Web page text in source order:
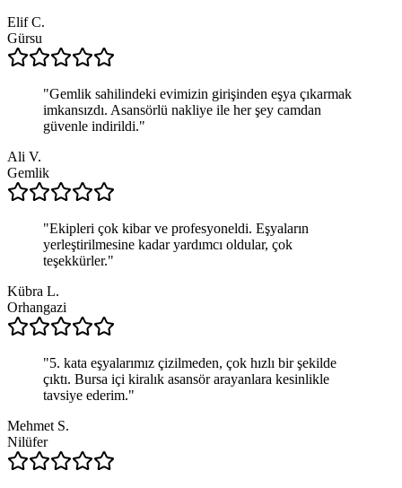
Elif C.
Gürsu
"Gemlik sahilindeki evimizin girişinden eşya çıkarmak
imkansızdı. Asansörlü nakliye ile her şey camdan
güvenle indirildi."
Ali V.
Gemlik
"Ekipleri çok kibar ve profesyoneldi. Eşyaların
yerleştirilmesine kadar yardımcı oldular, çok
teşekkürler."
Kübra L.
Orhangazi
"5. kata eşyalarımız çizilmeden, çok hızlı bir şekilde
çıktı. Bursa içi kiralık asansör arayanlara kesinlikle
tavsiye ederim."
Mehmet S.
Nilüfer